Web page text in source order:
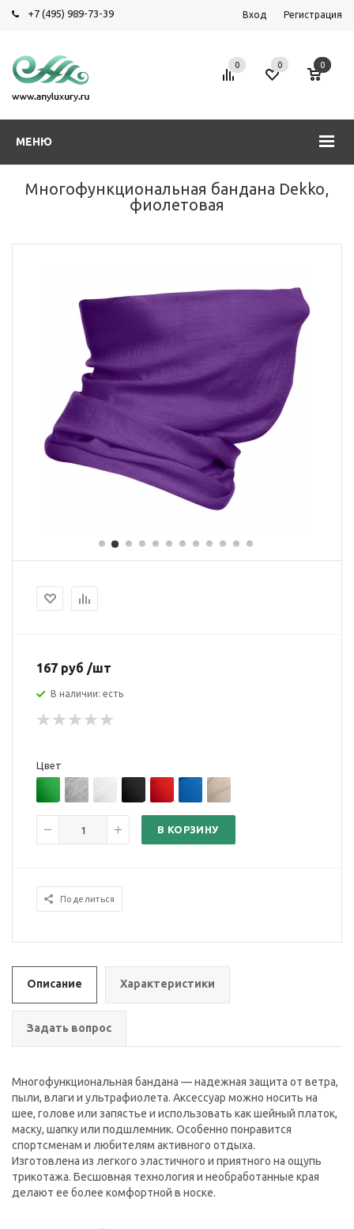
+7 (495) 989-73-39 Вход Регистрация
МЕНЮ
0 0 0
Многофункциональная бандана Dekko,
фиолетовая
167 руб /шт
В наличии: есть
Цвет
В КОРЗИНУ
Поделиться
Описание Характеристики
Задать вопрос
Многофункциональная бандана — надежная защита от ветра,
пыли, влаги и ультрафиолета. Аксессуар можно носить на
шее, голове или запястье и использовать как шейный платок,
маску, шапку или подшлемник. Особенно понравится
спортсменам и любителям активного отдыха.
Изготовлена из легкого эластичного и приятного на ощупь
трикотажа. Бесшовная технология и необработанные края
делают ее более комфортной в носке.